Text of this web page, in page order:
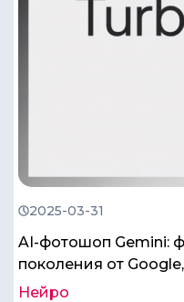
2025-03-31
AI-фотошоп Gemini:
поколения от
Нейро